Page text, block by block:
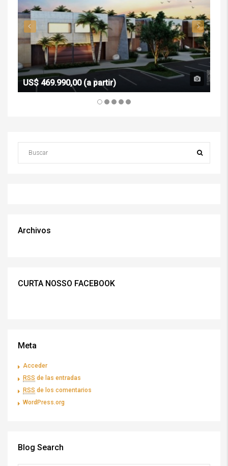
US$ 469.990,00 (a partir)
Archivos
CURTA NOSSO FACEBOOK
Meta
Acceder
RSS de las entradas
RSS de los comentarios
WordPress.org
Blog Search